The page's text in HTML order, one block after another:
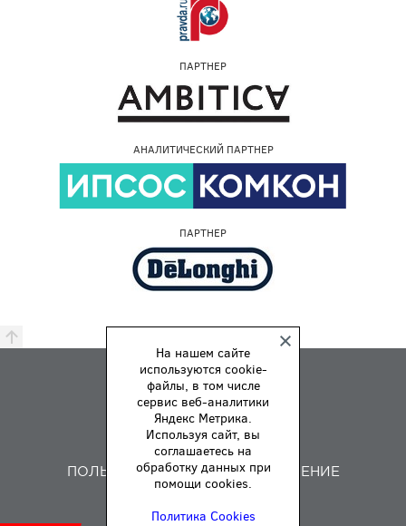
ПАРТНЕР
АНАЛИТИЧЕСКИЙ ПАРТНЕР
ПАРТНЕР
ПРЕМИЯ
ПРАВИЛА
О НАС
ОБРАТНАЯ СВЯЗЬ
ПОЛЬЗОВАТЕЛЬСКОЕ СОГЛАШЕНИЕ
На нашем сайте
используются cookie-
файлы, в том числе
сервис веб-аналитики
Яндекс Метрика.
Используя сайт, вы
соглашаетесь на
обработку данных при
помощи cookies.
Политика Cookies